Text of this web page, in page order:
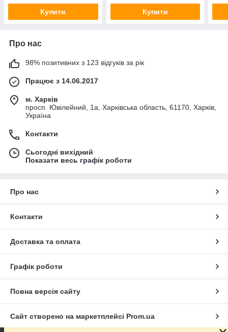
Купити Купити
Про нас
98% позитивних з 123 відгуків за рік
Працює з 14.06.2017
м. Харків
просп. Ювілейний, 1а, Харківська область, 61170, Харків,
Україна
Контакти
Сьогодні вихідний
Показати весь графік роботи
Про нас
Контакти
Доставка та оплата
Графік роботи
Повна версія сайту
Сайт створено на маркетплейсі Prom.ua